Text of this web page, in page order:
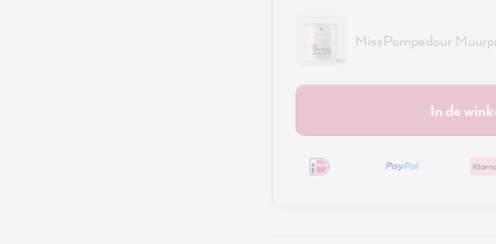
MissPompadour
In de